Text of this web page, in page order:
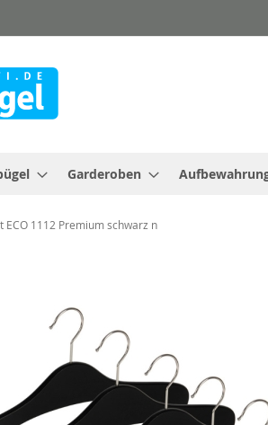
Garderoben
1112 Premium schwarz n